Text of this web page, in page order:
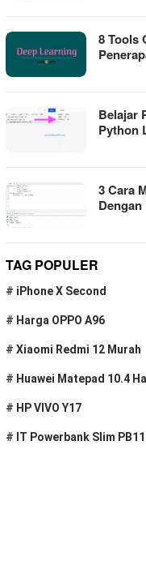
8 Tools
Belajar
Python
3 Cara
Dengan
TAG POPULER
# iPhone X Second
# Harga OPPO A96
# Xiaomi Redmi 12 Murah
# Huawei Matepad 10.4
# HP VIVO Y17
# IT Powerbank Slim PB11